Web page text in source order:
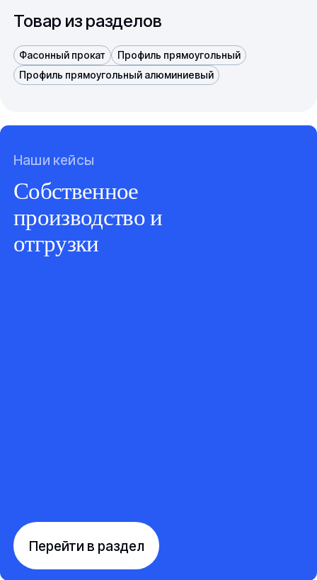
Товар из разделов
Фасонный прокат
Профиль прямоугольный
Профиль прямоугольный алюминиевый
Наши кейсы
Собственное
производство и
отгрузки
Перейти в раздел